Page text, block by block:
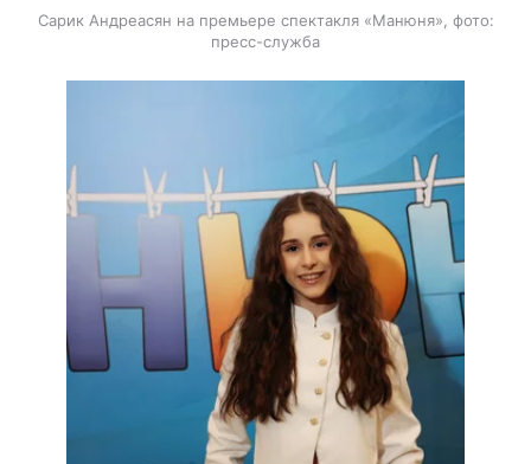
Сарик Андреасян на премьере спектакля «Манюня», фото:
пресс-служба